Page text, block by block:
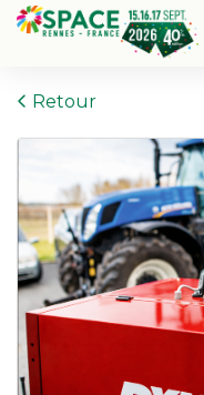
Retour